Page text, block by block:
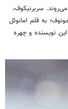
سربرنیکوف،
به قلم امانوئل
این نویسنده و چهره